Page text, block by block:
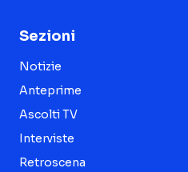
Sezioni
Notizie
Anteprime
Ascolti TV
Interviste
Retroscena